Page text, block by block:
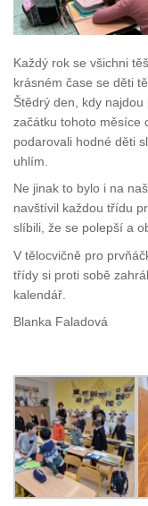
Každý rok se všichni
krásném čase se děti
Štědrý den, kdy
začátku tohoto měsíce
podarovali hodné děti
uhlím.
Ne jinak to bylo i na
navštívil každou třídu
slíbili, že se polepší a
V tělocvičně pro
třídy si proti sobě
kalendář.
Blanka Faladová